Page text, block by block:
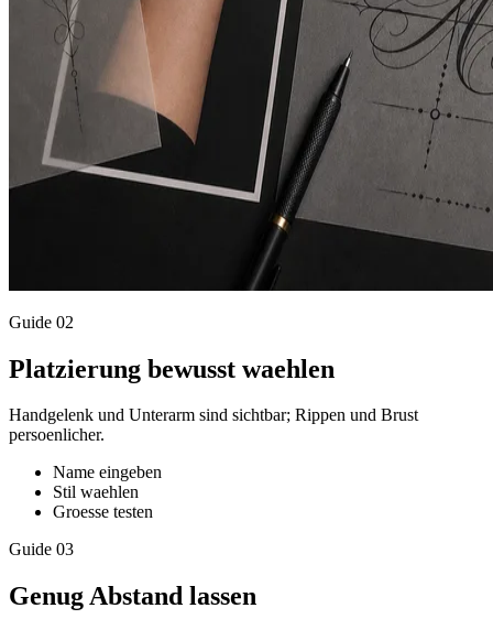
Guide 02
Platzierung bewusst waehlen
Handgelenk und Unterarm sind sichtbar; Rippen und Brust
persoenlicher.
Name eingeben
Stil waehlen
Groesse testen
Guide 03
Genug Abstand lassen